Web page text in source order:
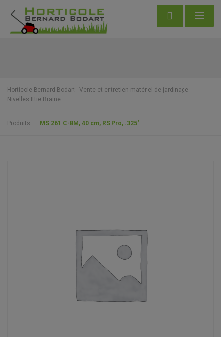
Horticole Bernard Bodart - Vente et entretien matériel de jardinage -
Nivelles Ittre Braine
Produits MS 261 C-BM, 40 cm, RS Pro, .325″